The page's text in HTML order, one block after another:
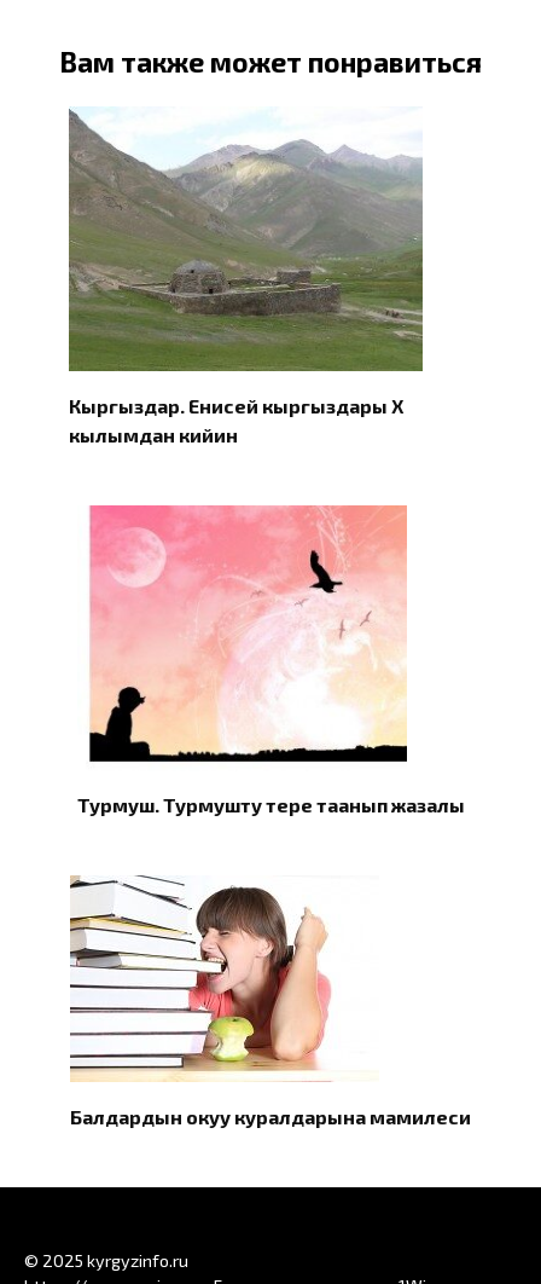
Вам также может понравиться
Кыргыздар. Eнисей кыргыздары X
кылымдан кийин
Турмуш. Турмушту терең таанып жазалы
Балдардын окуу куралдарына мамилеси
© 2025 kyrgyzinfo.ru